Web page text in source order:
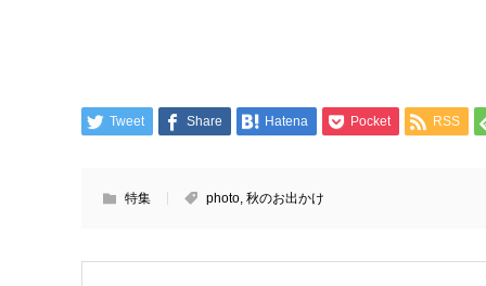
Tweet Share Hatena Pocket RSS
特集 photo, 秋のお出かけ